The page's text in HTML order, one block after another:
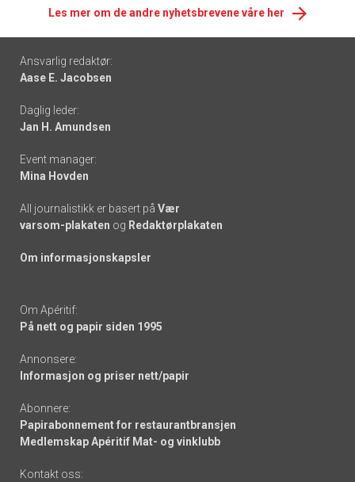
Les mer om de andre nyhetsbrevene våre her
Footer
-
links
Ansvarlig redaktør:
Aase E. Jacobsen
Daglig leder:
Jan H. Amundsen
Event manager:
Mina Hovden
All journalistikk er basert på Vær
varsom-plakaten og Redaktørplakaten
Om informasjonskapsler
Om Apéritif:
På nett og papir siden 1995
Annonsere:
Informasjon og priser nett/papir
Abonnere:
Papirabonnement for restaurantbransjen
Medlemskap Apéritif Mat- og vinklubb
Kontakt oss: